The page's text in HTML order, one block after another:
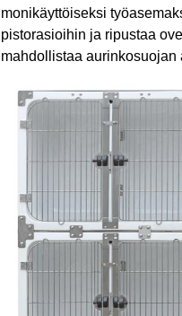
monikäyttöiseksi
pistorasioihin ja ripustaa
mahdollistaa aurinkosuojan